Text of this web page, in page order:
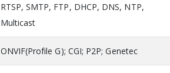
RTSP, SMTP, FTP, DHCP, DNS, NTP,
Multicast
ONVIF(Profile G); CGI; P2P; Genetec